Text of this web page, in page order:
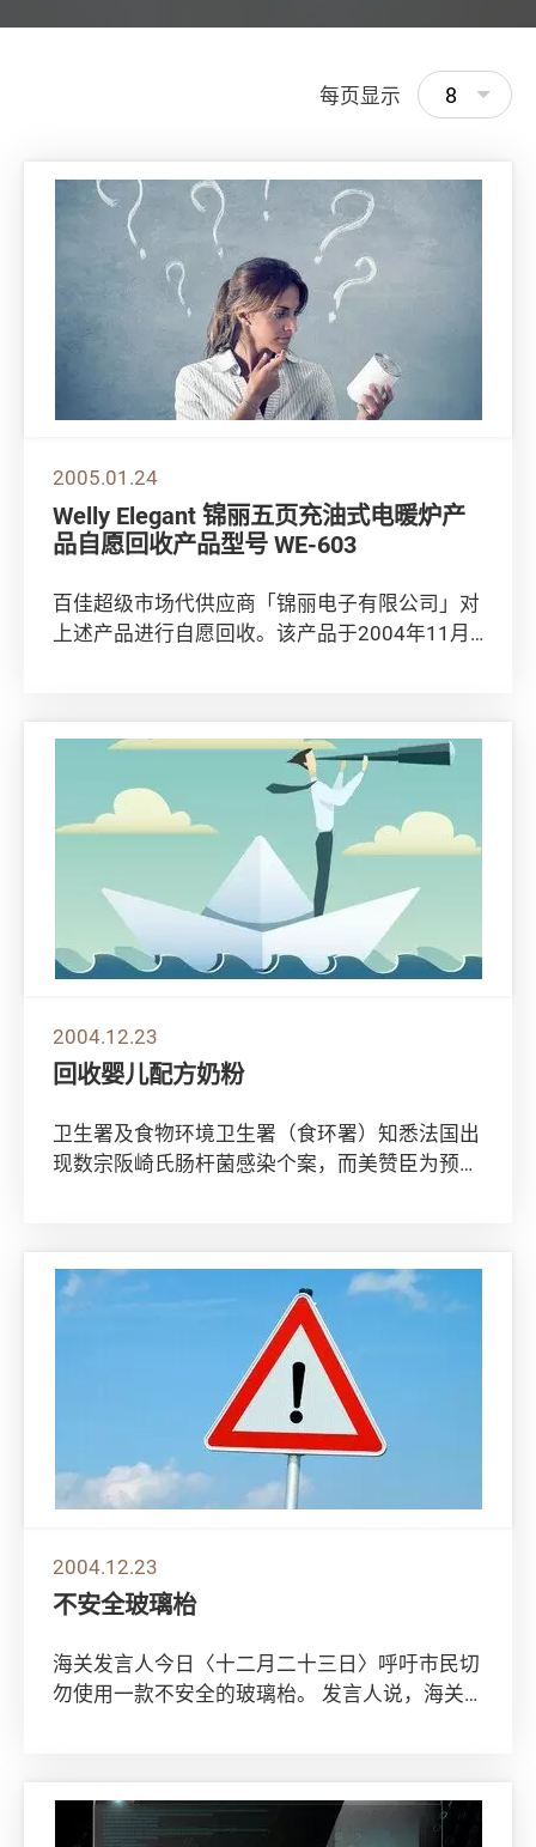
每页显示 8
2005.01.24
Welly Elegant 锦丽五页充油式电暖炉产
品自愿回收产品型号 WE-603
百佳超级市场代供应商「锦丽电子有限公司」对
上述产品进行自愿回收。该产品于2004年11月
2004.12.23
回收婴儿配方奶粉
卫生署及食物环境卫生署（食环署）知悉法国出
现数宗阪崎氏肠杆菌感染个案，而美赞臣为预防
2004.12.23
不安全玻璃枱
海关发言人今日〈十二月二十三日〉呼吁市民切
勿使用一款不安全的玻璃枱。 发言人说，海关